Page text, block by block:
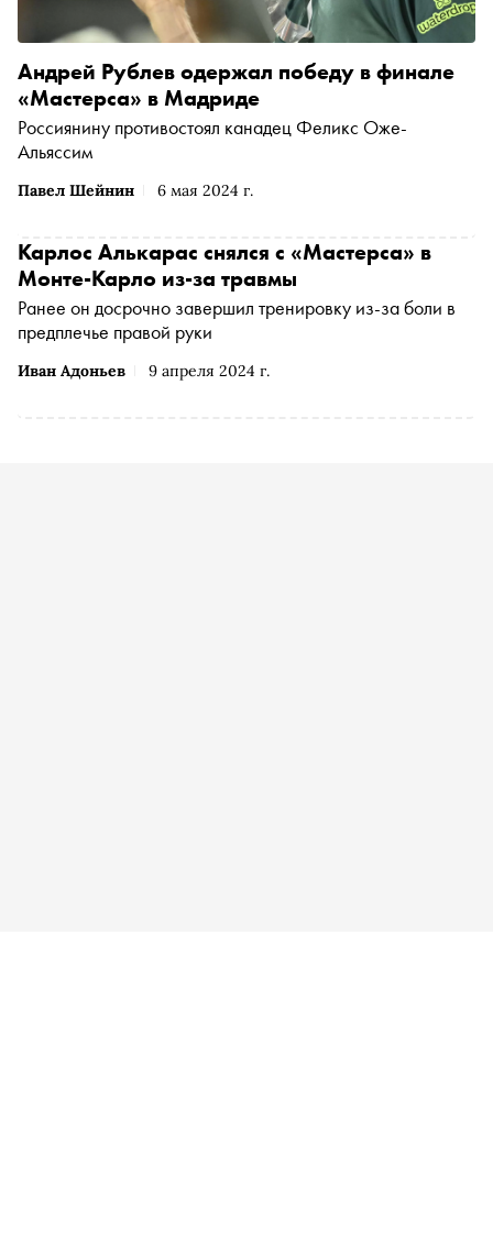
Павел Шейнин 6 мая 2024 г.
Андрей Рублев одержал победу в финале
«Мастерса» в Мадриде
Россиянину противостоял канадец Феликс Оже-
Альяссим
Иван Адоньев 9 апреля 2024 г.
Карлос Алькарас снялся с «Мастерса» в
Монте-Карло из-за травмы
Ранее он досрочно завершил тренировку из-за боли в
предплечье правой руки